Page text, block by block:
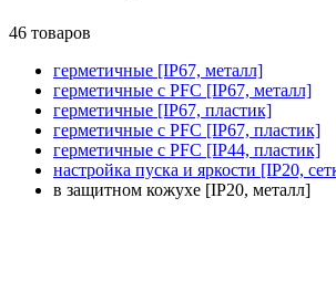
46 товаров
герметичные [IP67, металл]
герметичные с PFC [IP67, металл]
герметичные [IP67, пластик]
герметичные с PFC [IP67, пластик]
герметичные с PFC [IP44, пластик]
настройка пуска и яркости [IP20,
в защитном кожухе [IP20, металл]